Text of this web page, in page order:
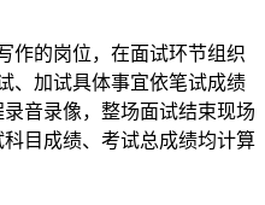
作的岗位，在面试环节组织
、加试具体事宜依笔试成绩
音录像，整场面试结束现场
目成绩、考试总成绩均计算